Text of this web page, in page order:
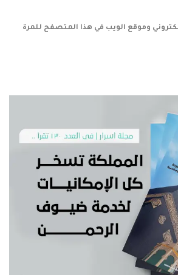
وموقع الويب في هذا المتصفح للمرة